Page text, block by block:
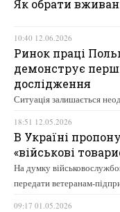
Як обрати
10:40 12.06.2026
Ринок праці
демонструє
дослідження
Ситуація залишається
18:51 12.05.2026
В Україні
«військові
На думку
передати ветеранам-
09:17 01.05.2026